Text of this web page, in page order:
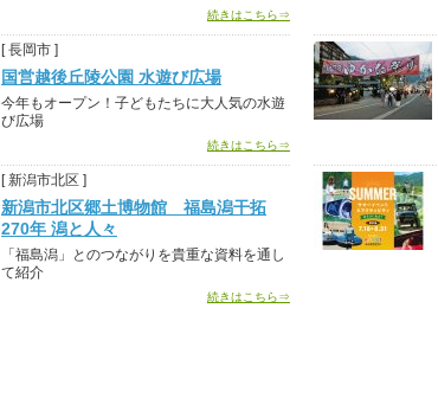
続きはこちら⇒
[ 長岡市 ]
国営越後丘陵公園 水遊び広場
今年もオープン！子どもたちに大人気の水遊
び広場
続きはこちら⇒
[ 新潟市北区 ]
新潟市北区郷土博物館 福島潟干拓
270年 潟と人々
「福島潟」とのつながりを貴重な資料を通し
て紹介
続きはこちら⇒